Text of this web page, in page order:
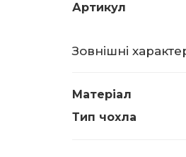
Артикул
Зовнішні
Матеріал
Тип чохла